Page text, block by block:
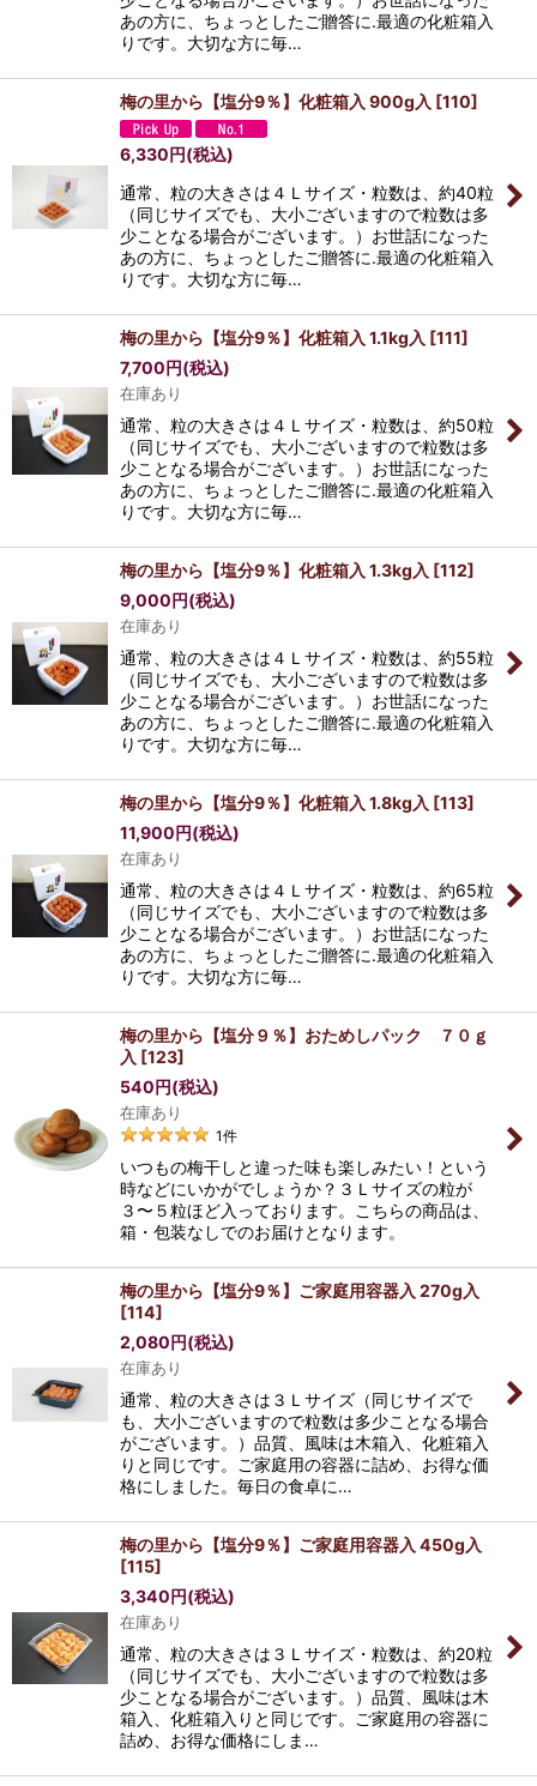
あの方に、ちょっとしたご贈答に.最適の化粧箱入
りです。大切な方に毎…
梅の里から【塩分9％】化粧箱入 900g入 [110]
6,330円(税込)
通常、粒の大きさは４Ｌサイズ・粒数は、約40粒
（同じサイズでも、大小ございますので粒数は多
少ことなる場合がございます。）お世話になった
あの方に、ちょっとしたご贈答に.最適の化粧箱入
りです。大切な方に毎…
梅の里から【塩分9％】化粧箱入 1.1kg入 [111]
7,700円(税込)
在庫あり
通常、粒の大きさは４Ｌサイズ・粒数は、約50粒
（同じサイズでも、大小ございますので粒数は多
少ことなる場合がございます。）お世話になった
あの方に、ちょっとしたご贈答に.最適の化粧箱入
りです。大切な方に毎…
梅の里から【塩分9％】化粧箱入 1.3kg入 [112]
9,000円(税込)
在庫あり
通常、粒の大きさは４Ｌサイズ・粒数は、約55粒
（同じサイズでも、大小ございますので粒数は多
少ことなる場合がございます。）お世話になった
あの方に、ちょっとしたご贈答に.最適の化粧箱入
りです。大切な方に毎…
梅の里から【塩分9％】化粧箱入 1.8kg入 [113]
11,900円(税込)
在庫あり
通常、粒の大きさは４Ｌサイズ・粒数は、約65粒
（同じサイズでも、大小ございますので粒数は多
少ことなる場合がございます。）お世話になった
あの方に、ちょっとしたご贈答に.最適の化粧箱入
りです。大切な方に毎…
梅の里から【塩分９％】おためしパック ７０ｇ
入 [123]
540円(税込)
在庫あり
1件
いつもの梅干しと違った味も楽しみたい！という
時などにいかがでしょうか？３Ｌサイズの粒が
３〜５粒ほど入っております。こちらの商品は、
箱・包装なしでのお届けとなります。
梅の里から【塩分9％】ご家庭用容器入 270g入
[114]
2,080円(税込)
在庫あり
通常、粒の大きさは３Ｌサイズ（同じサイズで
も、大小ございますので粒数は多少ことなる場合
がございます。）品質、風味は木箱入、化粧箱入
りと同じです。ご家庭用の容器に詰め、お得な価
格にしました。毎日の食卓に…
梅の里から【塩分9％】ご家庭用容器入 450g入
[115]
3,340円(税込)
在庫あり
通常、粒の大きさは３Ｌサイズ・粒数は、約20粒
（同じサイズでも、大小ございますので粒数は多
少ことなる場合がございます。）品質、風味は木
箱入、化粧箱入りと同じです。ご家庭用の容器に
詰め、お得な価格にしま…